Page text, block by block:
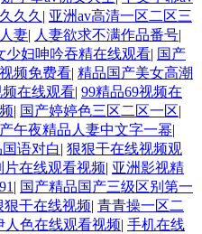
久久 | 亚洲av高清一区二区三
妻| 人妻欲求不满作品番号|
少妇呻吟吞精在线观看| 国产
频免费看| 精品国产美女高潮
在线观看| 99精品69视频在
| 国产婷婷色三区二区一区|
午夜精品人妻中文字一幂|
语对白| 狠狠干在线视频观
片在线观看视频| 亚洲影视精
| 国产精品国产三级区别第一
狠干在线视频| 青青操一区二
人色在线观看视频| 手机在线